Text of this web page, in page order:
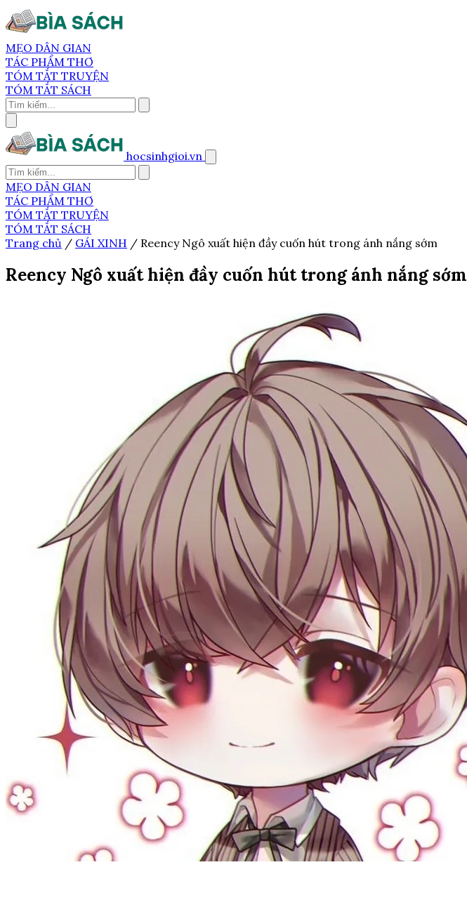
MẸO DÂN GIAN
TÁC PHẨM THƠ
TÓM TẮT TRUYỆN
TÓM TẮT SÁCH
hocsinhgioi.vn
MẸO DÂN GIAN
TÁC PHẨM THƠ
TÓM TẮT TRUYỆN
TÓM TẮT SÁCH
Trang chủ / GÁI XINH / Reency Ngô xuất hiện đầy cuốn hút trong ánh nắng sớm
Reency Ngô xuất hiện đầy cuốn hút trong ánh nắng sớm